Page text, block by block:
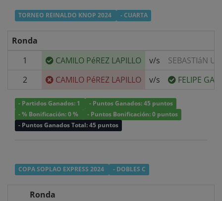
TORNEO REINALDO KNOP 2024 - CUARTA
Ronda
1
CAMILO PéREZ LAPILLO v/s
SEBASTIáN
2
CAMILO PéREZ LAPILLO v/s FELIPE
- Partidos Ganados: 1
- Puntos Ganados: 45 puntos
- % Bonificación: 0 %
- Puntos Bonificación: 0 puntos
- Puntos Ganados Total: 45 puntos
COPA SOPLAO EXPRESS 2024 - DOBLES C
Ronda